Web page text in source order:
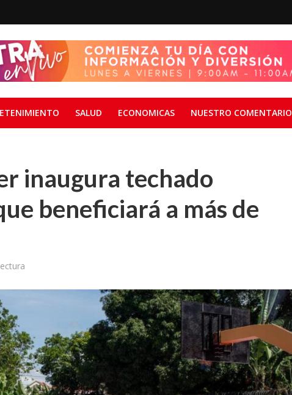
SALUD ECONOMICAS NUESTRO COMENTARIO
inaugura techado
beneficiará a más de